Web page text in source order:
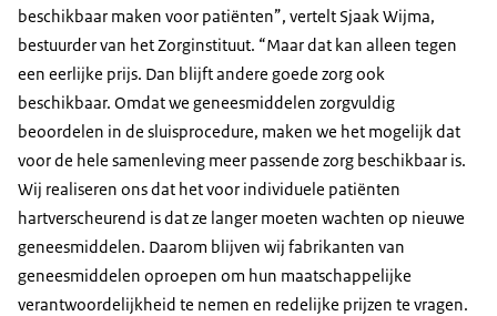
beschikbaar maken voor patiënten”, vertelt Sjaak Wijma,
bestuurder van het Zorginstituut. “Maar dat kan alleen tegen
een eerlijke prijs. Dan blijft andere goede zorg ook
beschikbaar. Omdat we geneesmiddelen zorgvuldig
beoordelen in de sluisprocedure, maken we het mogelijk dat
voor de hele samenleving meer passende zorg beschikbaar is.
Wij realiseren ons dat het voor individuele patiënten
hartverscheurend is dat ze langer moeten wachten op nieuwe
geneesmiddelen. Daarom blijven wij fabrikanten van
geneesmiddelen oproepen om hun maatschappelijke
verantwoordelijkheid te nemen en redelijke prijzen te vragen.